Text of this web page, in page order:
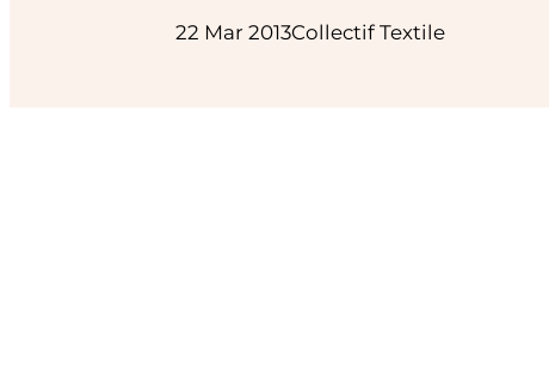
22 Mar 2013Collectif Textile